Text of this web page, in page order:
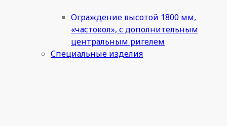
Ограждение высотой 1800 мм,
«частокол», с дополнительным
центральным ригелем
Специальные изделия